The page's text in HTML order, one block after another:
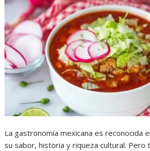
La gastronomía mexicana es reconocida
su sabor, historia y riqueza cultural. Pero